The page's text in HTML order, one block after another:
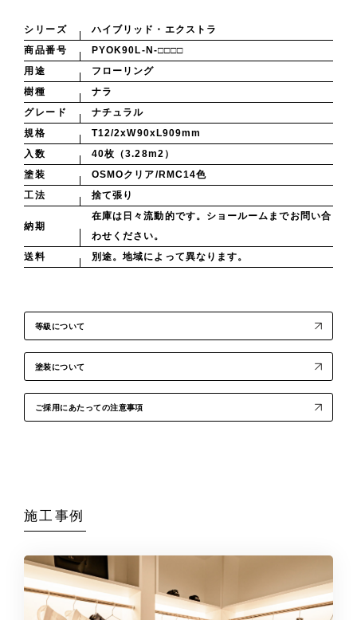
シリーズ
ハイブリッド・エクストラ
商品番号
PYOK90L-N-□□□□
用途
フローリング
樹種
ナラ
グレード
ナチュラル
規格
T12/2xW90xL909mm
入数
40枚（3.28m2）
塗装
OSMOクリア/RMC14色
工法
捨て張り
納期
在庫は日々流動的です。ショールームまでお問い合
わせください。
送料
別途。地域によって異なります。
等級について
塗装について
ご採用にあたっての注意事項
施工事例